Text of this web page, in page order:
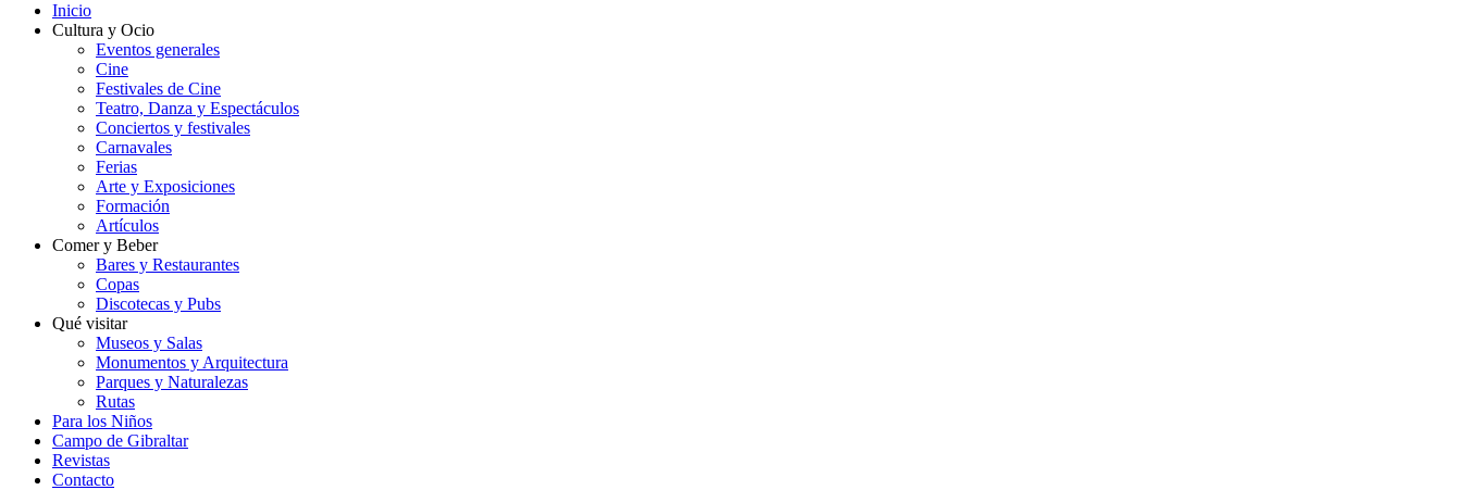
Inicio
Cultura y Ocio
Eventos generales
Cine
Festivales de Cine
Teatro, Danza y Espectáculos
Conciertos y festivales
Carnavales
Ferias
Arte y Exposiciones
Formación
Artículos
Comer y Beber
Bares y Restaurantes
Copas
Discotecas y Pubs
Qué visitar
Museos y Salas
Monumentos y Arquitectura
Parques y Naturalezas
Rutas
Para los Niños
Campo de Gibraltar
Revistas
Contacto